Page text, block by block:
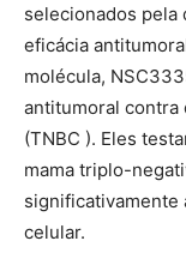
selecionados
eficácia
molécula,
antitumoral contra
(TNBC ). Eles
mama triplo-
significativamente
celular.